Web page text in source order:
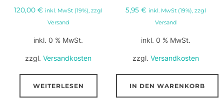
120,00€ inkl. MwSt (19%), zzgl
Versand
inkl. 0 % MwSt.
zzgl.Versandkosten
WEITERLESEN
5,95 € inkl. MwSt (19%), zzgl
Versand
inkl. 0 % MwSt.
zzgl. Versandkosten
IN DEN WARENKORB